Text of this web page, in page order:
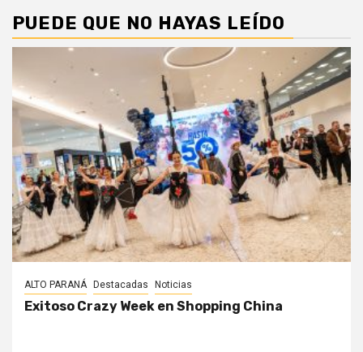
PUEDE QUE NO HAYAS LEÍDO
ALTO PARANÁ Destacadas Noticias
Exitoso Crazy Week en Shopping China